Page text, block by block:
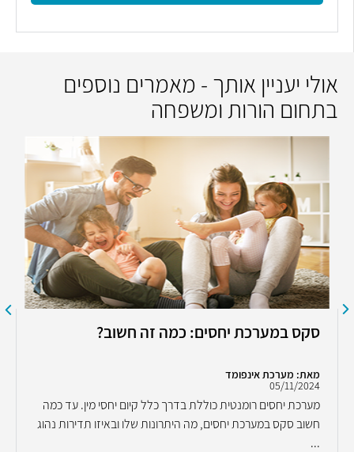
אולי יעניין אותך - מאמרים נוספים
בתחום הורות ומשפחה
סקס במערכת יחסים: כמה זה חשוב?
מאת: מערכת אינפומד
05/11/2024
מערכת יחסים רומנטית כוללת בדרך כלל קיום יחסי מין. עד כמה
חשוב סקס במערכת יחסים, מה היתרונות שלו ובאיזו תדירות נהוג
...